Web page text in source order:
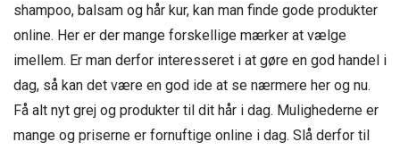
shampoo, balsam og hår kur, kan man finde gode produkter
online. Her er der mange forskellige mærker at vælge
imellem. Er man derfor interesseret i at gøre en god handel i
dag, så kan det være en god ide at se nærmere her og nu.
Få alt nyt grej og produkter til dit hår i dag. Mulighederne er
mange og priserne er fornuftige online i dag. Slå derfor til